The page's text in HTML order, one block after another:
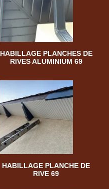
HABILLAGE PLANCHES DE
RIVES ALUMINIUM 69
HABILLAGE PLANCHE DE
RIVE 69